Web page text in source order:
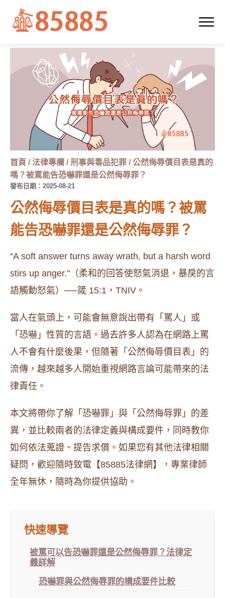
首頁 /法律專欄 /刑事與毒品犯罪 /公然侮辱價目表是真的
嗎？被罵能告恐嚇罪還是公然侮辱罪？
發布日期：2025-08-21
公然侮辱價目表是真的嗎？被罵
能告恐嚇罪還是公然侮辱罪？
“A soft answer turns away wrath, but a harsh word
stirs up anger."（柔和的回答使怒氣消退，暴戾的言
語觸動怒氣）──箴 15:1，TNIV。
當人在氣頭上，可能會無意說出帶有「罵人」或
「恐嚇」性質的言語。過去許多人認為在網路上罵
人不會有什麼後果，但隨著「公然侮辱價目表」的
流傳，越來越多人開始重視網路言論可能帶來的法
律責任。
本文將帶你了解「恐嚇罪」與「公然侮辱罪」的差
異，並比較兩者的法律定義與構成要件，同時教你
如何依法蒐證、提告求償。如果您有其他法律相關
疑問，歡迎隨時致電【85885法律網】，專業律師
全年無休，隨時為你提供協助。
快速導覽
被罵可以告恐嚇罪還是公然侮辱罪？法律定
義詳解
恐嚇罪與公然侮辱罪的構成要件比較